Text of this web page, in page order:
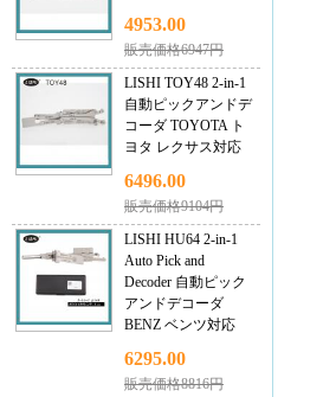
4953.00
販売価格6947円
LISHI TOY48 2-in-1
自動ピックアンドデ
コーダ TOYOTA ト
ヨタ レクサス対応
6496.00
販売価格9104円
LISHI HU64 2-in-1
Auto Pick and
Decoder 自動ピック
アンドデコーダ
BENZ ベンツ対応
6295.00
販売価格8816円